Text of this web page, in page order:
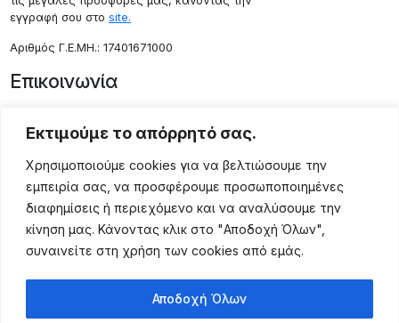
Εκτιμούμε το απόρρητό σας.
Χρησιμοποιούμε cookies για να βελτιώσουμε την
εμπειρία σας, να προσφέρουμε προσωποποιημένες
διαφημίσεις ή περιεχόμενο και να αναλύσουμε την
κίνηση μας. Κάνοντας κλικ στο "Αποδοχή Όλων",
συναινείτε στη χρήση των cookies από εμάς.
Αποδοχή Όλων
εγγραφή σου στο site.
Aριθμός Γ.Ε.ΜΗ.: 17401671000
Επικοινωνία
(+30) 211 725 5427
sales@lightingexpert.gr
Χρήσιμες Σελίδες
Ο Λογαριασμός μου
Προϊόντα